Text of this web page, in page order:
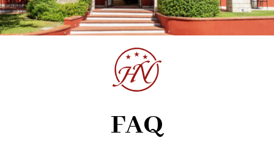
Kinder:
Verfügbarkeitanforden
FAQ